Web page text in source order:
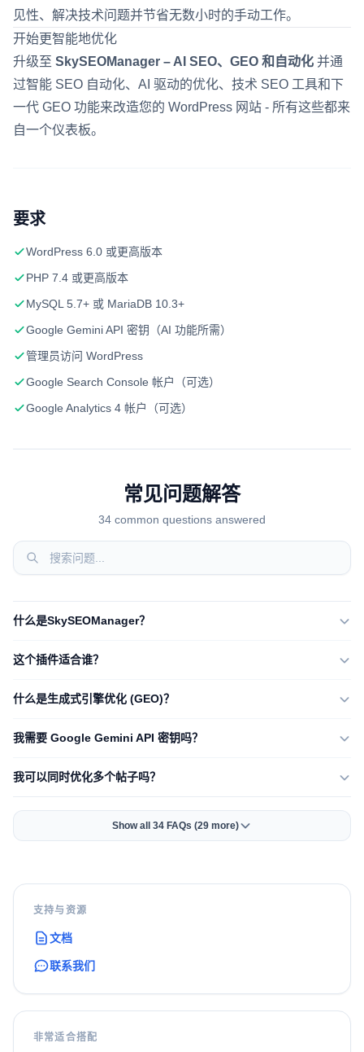
见性、解决技术问题并节省无数小时的手动工作。
开始更智能地优化
升级至 SkySEOManager – AI SEO、GEO 和自动化 并通
过智能 SEO 自动化、AI 驱动的优化、技术 SEO 工具和下
一代 GEO 功能来改造您的 WordPress 网站 - 所有这些都来
自一个仪表板。
要求
WordPress 6.0 或更高版本
PHP 7.4 或更高版本
MySQL 5.7+ 或 MariaDB 10.3+
Google Gemini API 密钥（AI 功能所需）
管理员访问 WordPress
Google Search Console 帐户（可选）
Google Analytics 4 帐户（可选）
常见问题解答
34 common questions answered
什么是SkySEOManager？
这个插件适合谁？
什么是生成式引擎优化 (GEO)？
我需要 Google Gemini API 密钥吗？
我可以同时优化多个帖子吗？
Show all 34 FAQs (29 more)
支持与资源
文档
联系我们
非常适合搭配